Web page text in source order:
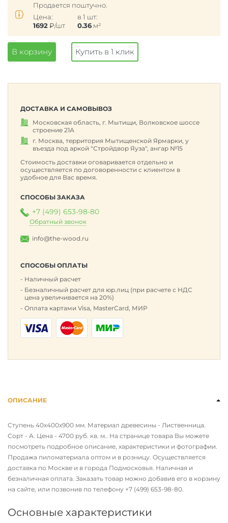
Продается поштучно.
Цена:
1692 ₽/шт
в 1 шт:
0.36 м²
В корзину Купить в 1 клик
ДОСТАВКА И САМОВЫВОЗ
Московская область, г. Мытищи, Волковское шоссе
строение 21А
г. Москва, территория Мытищенской Ярмарки, у
въезда под аркой "Стройдвор Яуза", ангар №15
Стоимость доставки оговаривается отдельно и
осуществляется по договоренности с клиентом в
удобное для Вас время.
СПОСОБЫ ЗАКАЗА
+7 (499) 653-98-80
Обратный звонок
info@the-wood.ru
СПОСОБЫ ОПЛАТЫ
Наличный расчет
Безналичный расчет для юр.лиц (при расчете с НДС
цена увеличивается на 20%)
Оплата картами Visa, MasterCard, МИР
ОПИСАНИЕ
Ступень 40х400х900 мм. Материал древесины - Лиственница.
Сорт - А. Цена - 4700 руб. кв. м.. На странице товара Вы можете
посмотреть подробное описание, характеристики и фотографии.
Продажа пиломатериала оптом и в розницу. Осуществляется
доставка по Москве и в города Подмосковья. Наличная и
безналичная оплата. Заказать товар можно добавив его в корзину
на сайте, или позвонив по телефону +7 (499) 653-98-80.
Основные характеристики